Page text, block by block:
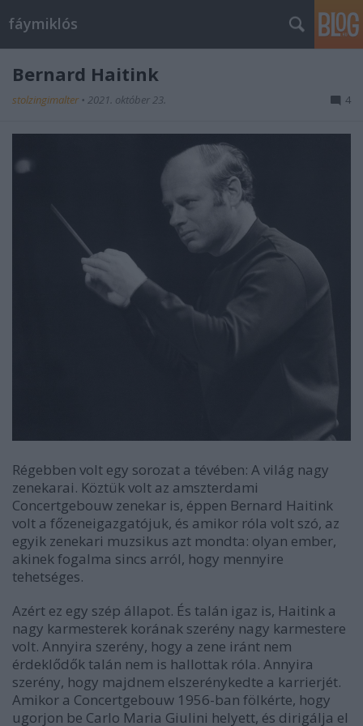
fáymiklós
Bernard Haitink
stolzingimalter • 2021. október 23. 4
Régebben volt egy sorozat a tévében: A világ nagy
zenekarai. Köztük volt az amszterdami
Concertgebouw zenekar is, éppen Bernard Haitink
volt a főzeneigazgatójuk, és amikor róla volt szó, az
egyik zenekari muzsikus azt mondta: olyan ember,
akinek fogalma sincs arról, hogy mennyire
tehetséges.
Azért ez egy szép állapot. És talán igaz is, Haitink a
nagy karmesterek korának szerény nagy karmestere
volt. Annyira szerény, hogy a zene iránt nem
érdeklődők talán nem is hallottak róla. Annyira
szerény, hogy majdnem elszerénykedte a karrierjét.
Amikor a Concertgebouw 1956-ban fölkérte, hogy
ugorjon be Carlo Maria Giulini helyett, és dirigálja el